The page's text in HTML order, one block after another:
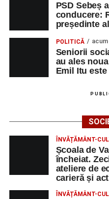
PSD Sebeș
conducere:
președinte
POLITICĂ acum
Seniorii
au ales
Emil Itu
ÎNVĂȚĂMÂNT-
Școala de
încheiat.
ateliere de
carieră și
ÎNVĂȚĂMÂNT-